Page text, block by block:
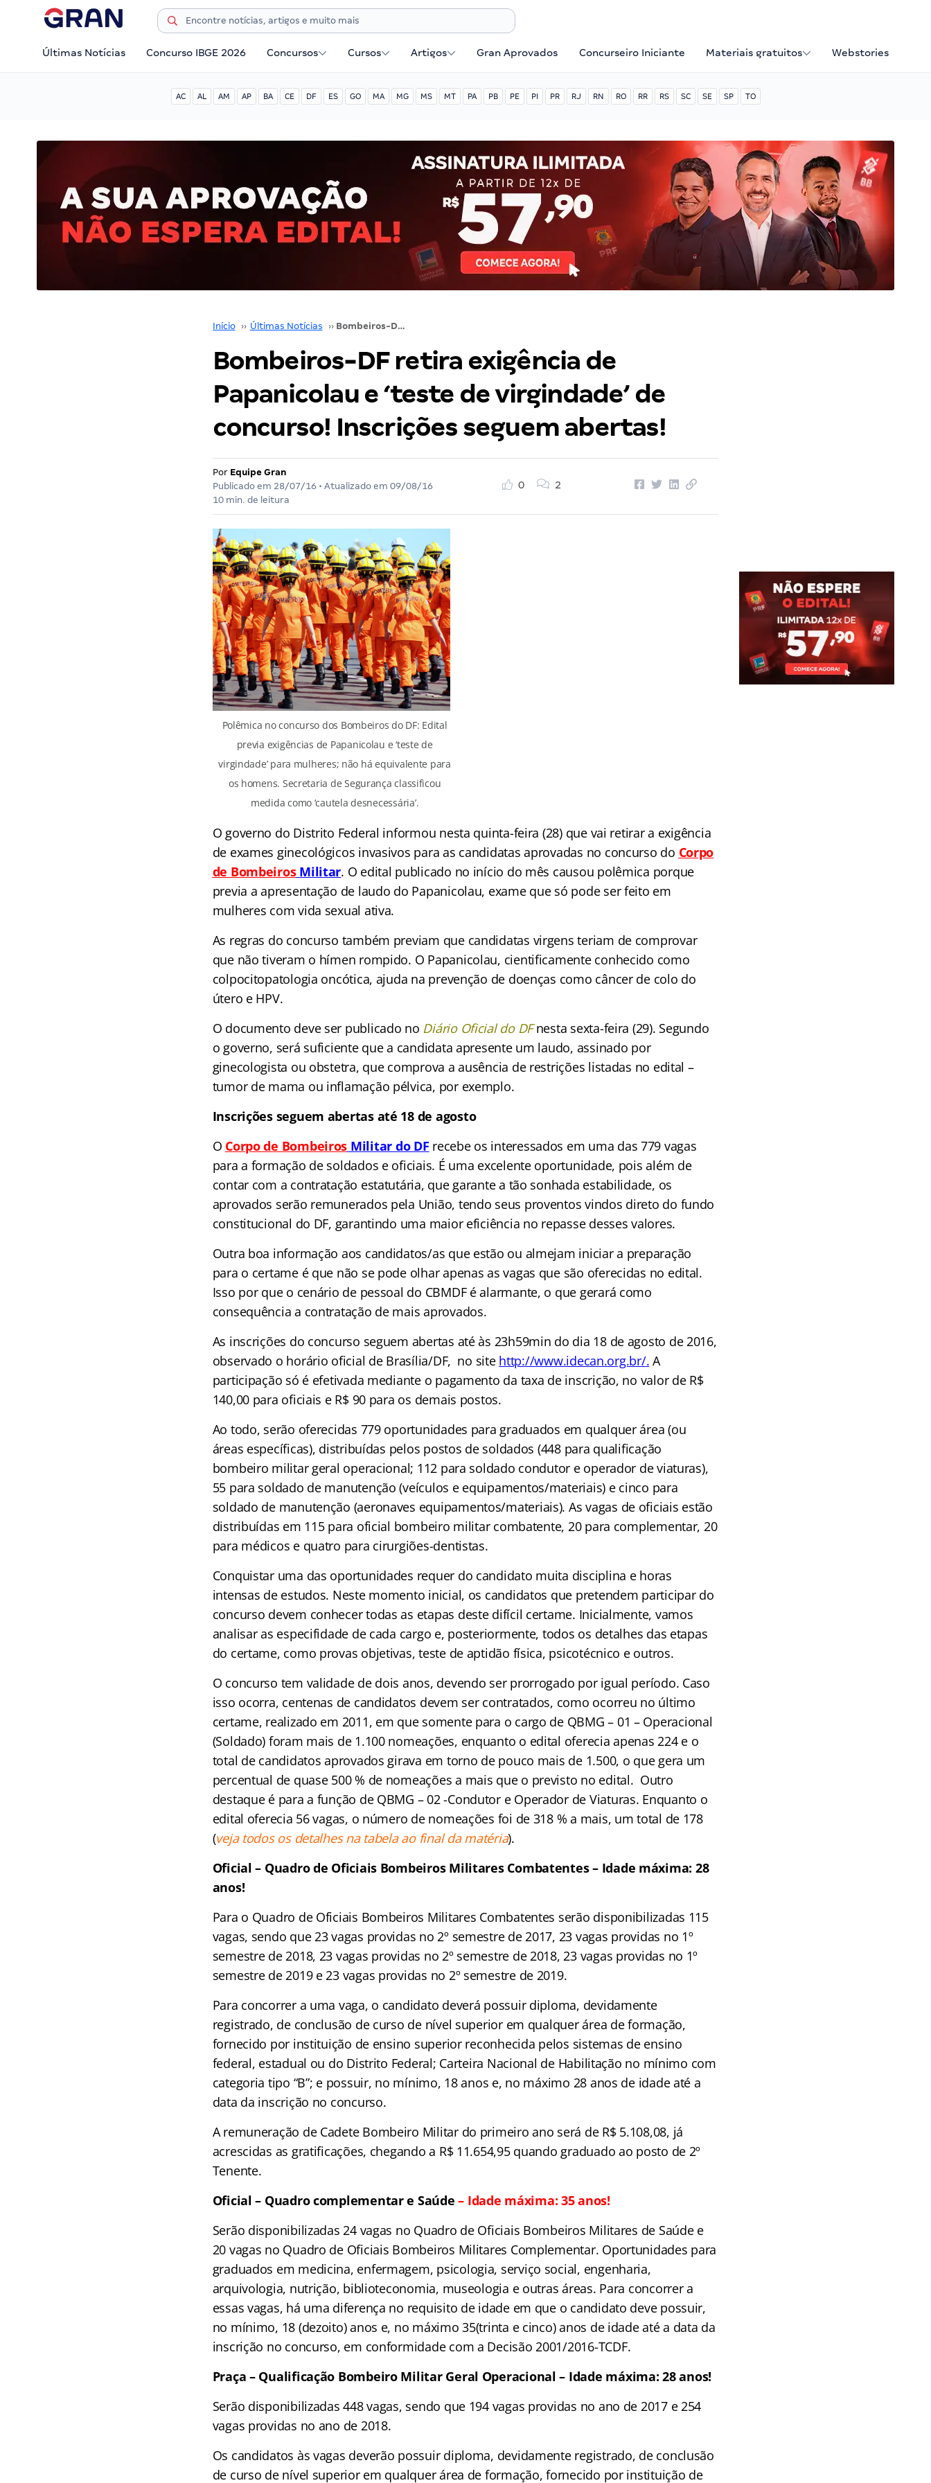
Últimas Notícias Concurso IBGE 2026 Concursos Cursos Artigos Gran Aprovados Concurseiro Iniciante Materiais gratuitos Webstories
AC AL AM AP BA CE DF ES GO MA MG MS MT PA PB PE PI PR RJ RN RO RR RS SC SE SP TO
Início ›› Últimas Notícias ›› Bombeiros-DF retira exigência de Papanicolau e ‘teste de virgindade’ de concurso! Inscrições seguem abertas!
Bombeiros-DF retira exigência de
Papanicolau e ‘teste de virgindade’ de
concurso! Inscrições seguem abertas!
Por Equipe Gran
Publicado em 28/07/16 • Atualizado em 09/08/16
10 min. de leitura
0 2
Polêmica no concurso dos Bombeiros do DF: Edital
previa exigências de Papanicolau e ‘teste de
virgindade’ para mulheres; não há equivalente para
os homens. Secretaria de Segurança classificou
medida como ‘cautela desnecessária’.
O governo do Distrito Federal informou nesta quinta-feira (28) que vai retirar a exigência
de exames ginecológicos invasivos para as candidatas aprovadas no concurso do Corpo
de BombeirosMilitar. O edital publicado no início do mês causou polêmica porque
previa a apresentação de laudo do Papanicolau, exame que só pode ser feito em
mulheres com vida sexual ativa.
As regras do concurso também previam que candidatas virgens teriam de comprovar
que não tiveram o hímen rompido. O Papanicolau, cientificamente conhecido como
colpocitopatologia oncótica, ajuda na prevenção de doenças como câncer de colo do
útero e HPV.
O documento deve ser publicado no Diário Oficial do DFnesta sexta-feira (29). Segundo
o governo, será suficiente que a candidata apresente um laudo, assinado por
ginecologista ou obstetra, que comprova a ausência de restrições listadas no edital –
tumor de mama ou inflamação pélvica, por exemplo.
Inscrições seguem abertas até 18 de agosto
O Corpo de Bombeiros Militar do DF recebe os interessados em uma das 779 vagas
para a formação de soldados e oficiais. É uma excelente oportunidade, pois além de
contar com a contratação estatutária, que garante a tão sonhada estabilidade, os
aprovados serão remunerados pela União, tendo seus proventos vindos direto do fundo
constitucional do DF, garantindo uma maior eficiência no repasse desses valores.
Outra boa informação aos candidatos/as que estão ou almejam iniciar a preparação
para o certame é que não se pode olhar apenas as vagas que são oferecidas no edital.
Isso por que o cenário de pessoal do CBMDF é alarmante, o que gerará como
consequência a contratação de mais aprovados.
As inscrições do concurso seguem abertas até às 23h59min do dia 18 de agosto de 2016,
observado o horário oficial de Brasília/DF, no site http://www.idecan.org.br/. A
participação só é efetivada mediante o pagamento da taxa de inscrição, no valor de R$
140,00 para oficiais e R$ 90 para os demais postos.
Ao todo, serão oferecidas 779 oportunidades para graduados em qualquer área (ou
áreas específicas), distribuídas pelos postos de soldados (448 para qualificação
bombeiro militar geral operacional; 112 para soldado condutor e operador de viaturas),
55 para soldado de manutenção (veículos e equipamentos/materiais) e cinco para
soldado de manutenção (aeronaves equipamentos/materiais). As vagas de oficiais estão
distribuídas em 115 para oficial bombeiro militar combatente, 20 para complementar, 20
para médicos e quatro para cirurgiões-dentistas.
Conquistar uma das oportunidades requer do candidato muita disciplina e horas
intensas de estudos. Neste momento inicial, os candidatos que pretendem participar do
concurso devem conhecer todas as etapas deste difícil certame. Inicialmente, vamos
analisar as especifidade de cada cargo e, posteriormente, todos os detalhes das etapas
do certame, como provas objetivas, teste de aptidão física, psicotécnico e outros.
O concurso tem validade de dois anos, devendo ser prorrogado por igual período. Caso
isso ocorra, centenas de candidatos devem ser contratados, como ocorreu no último
certame, realizado em 2011, em que somente para o cargo de QBMG – 01 – Operacional
(Soldado) foram mais de 1.100 nomeações, enquanto o edital oferecia apenas 224 e o
total de candidatos aprovados girava em torno de pouco mais de 1.500, o que gera um
percentual de quase 500 % de nomeações a mais que o previsto no edital. Outro
destaque é para a função de QBMG – 02 -Condutor e Operador de Viaturas. Enquanto o
edital oferecia 56 vagas, o número de nomeações foi de 318 % a mais, um total de 178
(veja todos os detalhes na tabela ao final da matéria).
Oficial – Quadro de Oficiais Bombeiros Militares Combatentes – Idade máxima: 28
anos!
Para o Quadro de Oficiais Bombeiros Militares Combatentes serão disponibilizadas 115
vagas, sendo que 23 vagas providas no 2º semestre de 2017, 23 vagas providas no 1º
semestre de 2018, 23 vagas providas no 2º semestre de 2018, 23 vagas providas no 1º
semestre de 2019 e 23 vagas providas no 2º semestre de 2019.
Para concorrer a uma vaga, o candidato deverá possuir diploma, devidamente
registrado, de conclusão de curso de nível superior em qualquer área de formação,
fornecido por instituição de ensino superior reconhecida pelos sistemas de ensino
federal, estadual ou do Distrito Federal; Carteira Nacional de Habilitação no mínimo com
categoria tipo “B”; e possuir, no mínimo, 18 anos e, no máximo 28 anos de idade até a
data da inscrição no concurso.
A remuneração de Cadete Bombeiro Militar do primeiro ano será de R$ 5.108,08, já
acrescidas as gratificações, chegando a R$ 11.654,95 quando graduado ao posto de 2º
Tenente.
Oficial – Quadro complementar e Saúde– Idade máxima: 35 anos!
Serão disponibilizadas 24 vagas no Quadro de Oficiais Bombeiros Militares de Saúde e
20 vagas no Quadro de Oficiais Bombeiros Militares Complementar. Oportunidades para
graduados em medicina, enfermagem, psicologia, serviço social, engenharia,
arquivologia, nutrição, biblioteconomia, museologia e outras áreas. Para concorrer a
essas vagas, há uma diferença no requisito de idade em que o candidato deve possuir,
no mínimo, 18 (dezoito) anos e, no máximo 35(trinta e cinco) anos de idade até a data da
inscrição no concurso, em conformidade com a Decisão 2001/2016-TCDF.
Praça – Qualificação Bombeiro Militar Geral Operacional – Idade máxima: 28 anos!
Serão disponibilizadas 448 vagas, sendo que 194 vagas providas no ano de 2017 e 254
vagas providas no ano de 2018.
Os candidatos às vagas deverão possuir diploma, devidamente registrado, de conclusão
de curso de nível superior em qualquer área de formação, fornecido por instituição de